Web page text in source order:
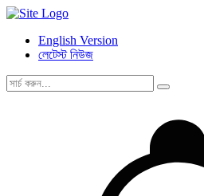
English Version
লেটেস্ট নিউজ